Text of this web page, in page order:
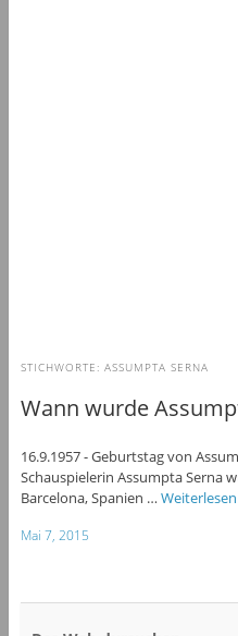
STICHWORTE: ASSUMPTA SERNA
Wann wurde
16.9.1957 - Geburtstag von
Schauspielerin Assumpta Serna
Barcelona, Spanien … Weiterlesen
Mai 7, 2015